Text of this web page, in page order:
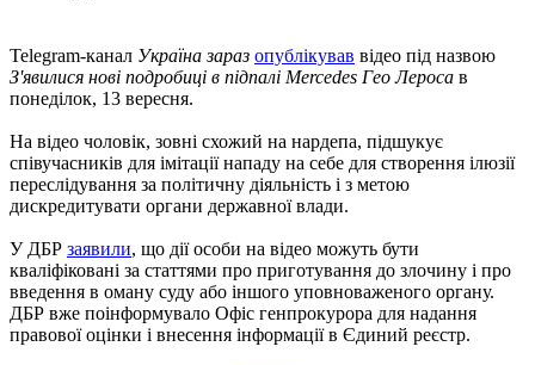
Telegram-канал Україна зараз опублікував відео під назвою
З'явилися нові подробиці в підпалі Mercedes Гео Лероса в
понеділок, 13 вересня.
На відео чоловік, зовні схожий на нардепа, підшукує
співучасників для імітації нападу на себе для створення ілюзії
переслідування за політичну діяльність і з метою
дискредитувати органи державної влади.
У ДБР заявили, що дії особи на відео можуть бути
кваліфіковані за статтями про приготування до злочину і про
введення в оману суду або іншого уповноваженого органу.
ДБР вже поінформувало Офіс генпрокурора для надання
правової оцінки і внесення інформації в Єдиний реєстр.